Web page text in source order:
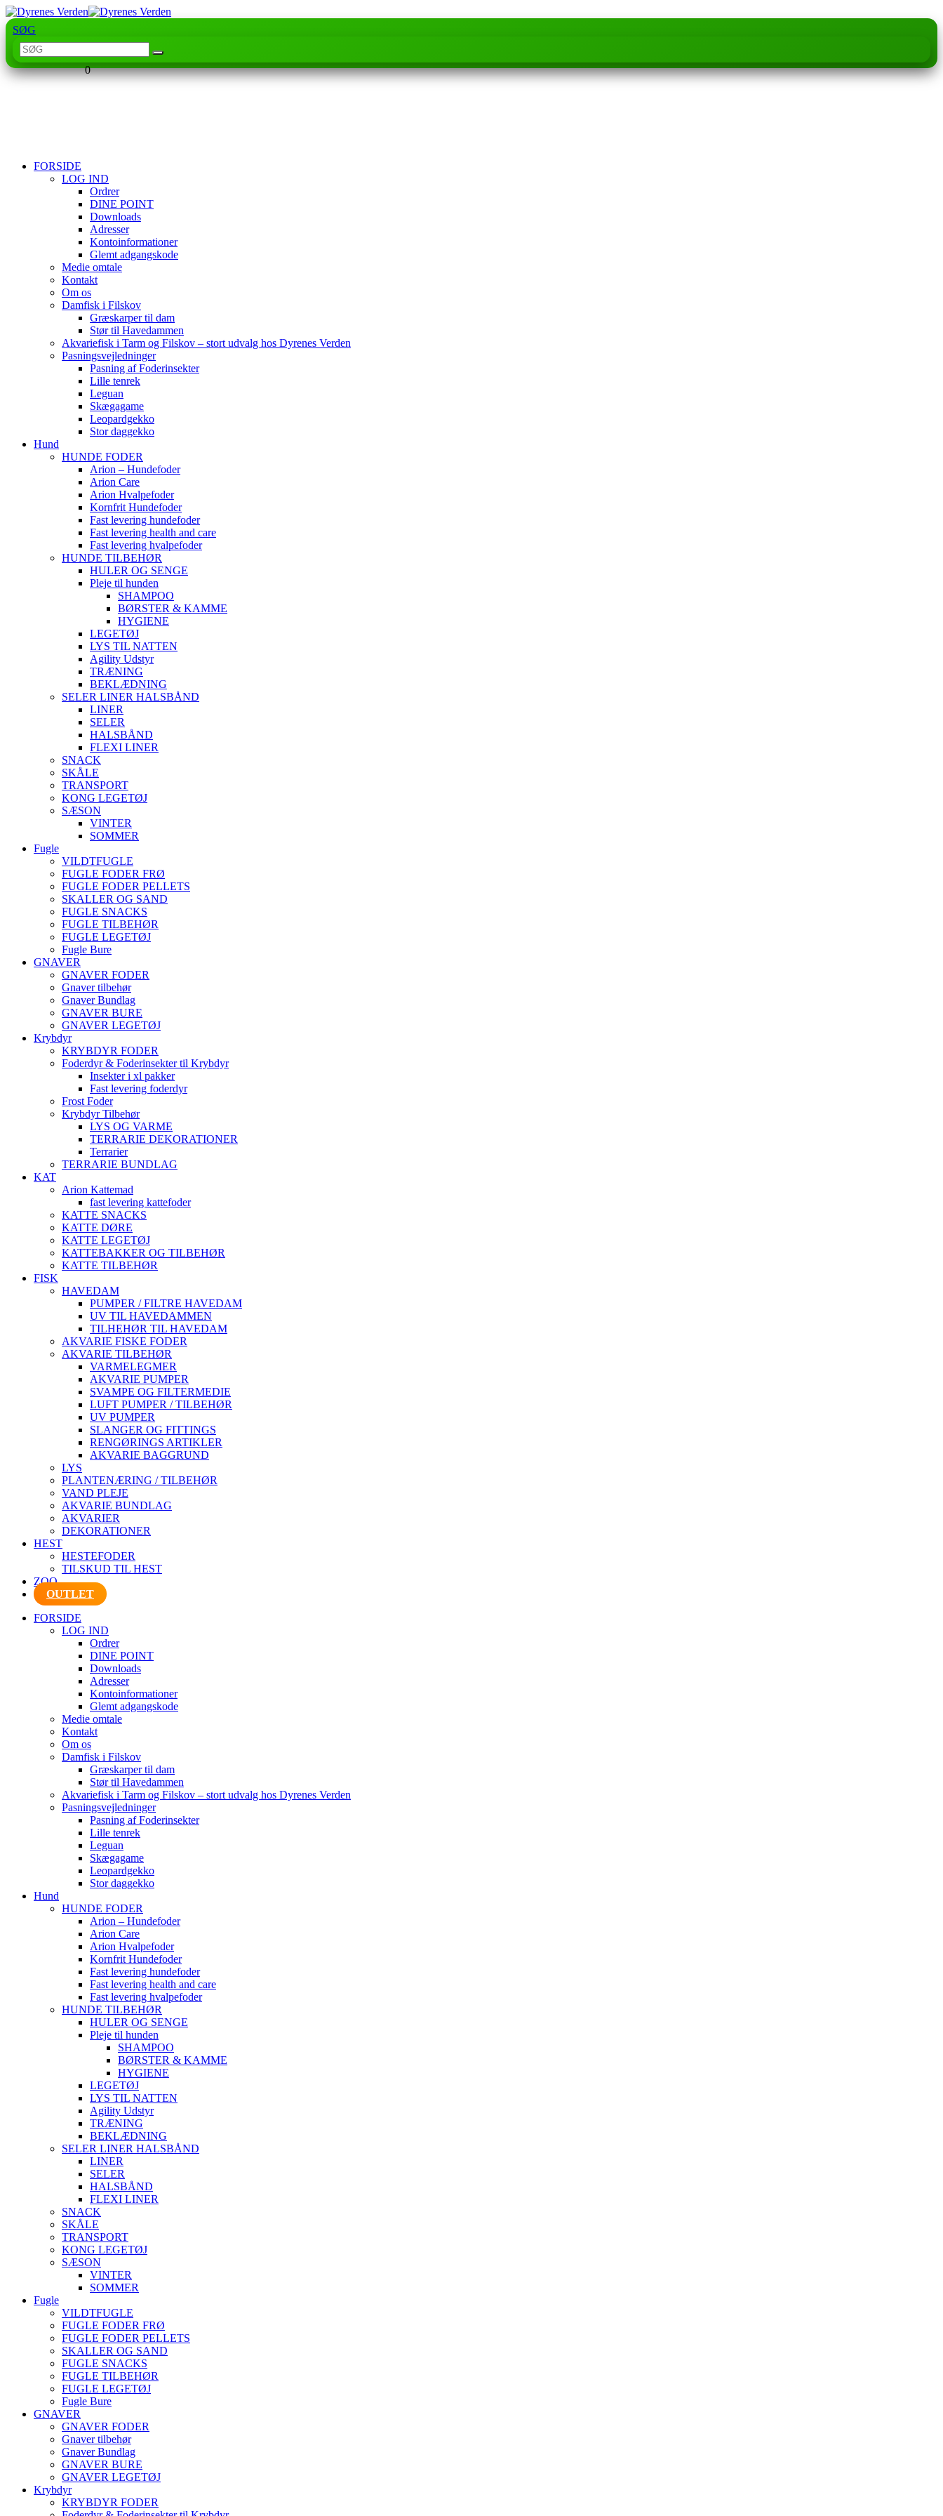
SØG
0
FORSIDE
LOG IND
Ordrer
DINE POINT
Downloads
Adresser
Kontoinformationer
Glemt adgangskode
Medie omtale
Kontakt
Om os
Damfisk i Filskov
Græskarper til dam
Stør til Havedammen
Akvariefisk i Tarm og Filskov – stort udvalg hos Dyrenes Verden
Pasningsvejledninger
Pasning af Foderinsekter
Lille tenrek
Leguan
Skægagame
Leopardgekko
Stor daggekko
Hund
HUNDE FODER
Arion – Hundefoder
Arion Care
Arion Hvalpefoder
Kornfrit Hundefoder
Fast levering hundefoder
Fast levering health and care
Fast levering hvalpefoder
HUNDE TILBEHØR
HULER OG SENGE
Pleje til hunden
SHAMPOO
BØRSTER & KAMME
HYGIENE
LEGETØJ
LYS TIL NATTEN
Agility Udstyr
TRÆNING
BEKLÆDNING
SELER LINER HALSBÅND
LINER
SELER
HALSBÅND
FLEXI LINER
SNACK
SKÅLE
TRANSPORT
KONG LEGETØJ
SÆSON
VINTER
SOMMER
Fugle
VILDTFUGLE
FUGLE FODER FRØ
FUGLE FODER PELLETS
SKALLER OG SAND
FUGLE SNACKS
FUGLE TILBEHØR
FUGLE LEGETØJ
Fugle Bure
GNAVER
GNAVER FODER
Gnaver tilbehør
Gnaver Bundlag
GNAVER BURE
GNAVER LEGETØJ
Krybdyr
KRYBDYR FODER
Foderdyr & Foderinsekter til Krybdyr
Insekter i xl pakker
Fast levering foderdyr
Frost Foder
Krybdyr Tilbehør
LYS OG VARME
TERRARIE DEKORATIONER
Terrarier
TERRARIE BUNDLAG
KAT
Arion Kattemad
fast levering kattefoder
KATTE SNACKS
KATTE DØRE
KATTE LEGETØJ
KATTEBAKKER OG TILBEHØR
KATTE TILBEHØR
FISK
HAVEDAM
PUMPER / FILTRE HAVEDAM
UV TIL HAVEDAMMEN
TILHEHØR TIL HAVEDAM
AKVARIE FISKE FODER
AKVARIE TILBEHØR
VARMELEGMER
AKVARIE PUMPER
SVAMPE OG FILTERMEDIE
LUFT PUMPER / TILBEHØR
UV PUMPER
SLANGER OG FITTINGS
RENGØRINGS ARTIKLER
AKVARIE BAGGRUND
LYS
PLANTENÆRING / TILBEHØR
VAND PLEJE
AKVARIE BUNDLAG
AKVARIER
DEKORATIONER
HEST
HESTEFODER
TILSKUD TIL HEST
ZOO
OUTLET
FORSIDE
LOG IND
Ordrer
DINE POINT
Downloads
Adresser
Kontoinformationer
Glemt adgangskode
Medie omtale
Kontakt
Om os
Damfisk i Filskov
Græskarper til dam
Stør til Havedammen
Akvariefisk i Tarm og Filskov – stort udvalg hos Dyrenes Verden
Pasningsvejledninger
Pasning af Foderinsekter
Lille tenrek
Leguan
Skægagame
Leopardgekko
Stor daggekko
Hund
HUNDE FODER
Arion – Hundefoder
Arion Care
Arion Hvalpefoder
Kornfrit Hundefoder
Fast levering hundefoder
Fast levering health and care
Fast levering hvalpefoder
HUNDE TILBEHØR
HULER OG SENGE
Pleje til hunden
SHAMPOO
BØRSTER & KAMME
HYGIENE
LEGETØJ
LYS TIL NATTEN
Agility Udstyr
TRÆNING
BEKLÆDNING
SELER LINER HALSBÅND
LINER
SELER
HALSBÅND
FLEXI LINER
SNACK
SKÅLE
TRANSPORT
KONG LEGETØJ
SÆSON
VINTER
SOMMER
Fugle
VILDTFUGLE
FUGLE FODER FRØ
FUGLE FODER PELLETS
SKALLER OG SAND
FUGLE SNACKS
FUGLE TILBEHØR
FUGLE LEGETØJ
Fugle Bure
GNAVER
GNAVER FODER
Gnaver tilbehør
Gnaver Bundlag
GNAVER BURE
GNAVER LEGETØJ
Krybdyr
KRYBDYR FODER